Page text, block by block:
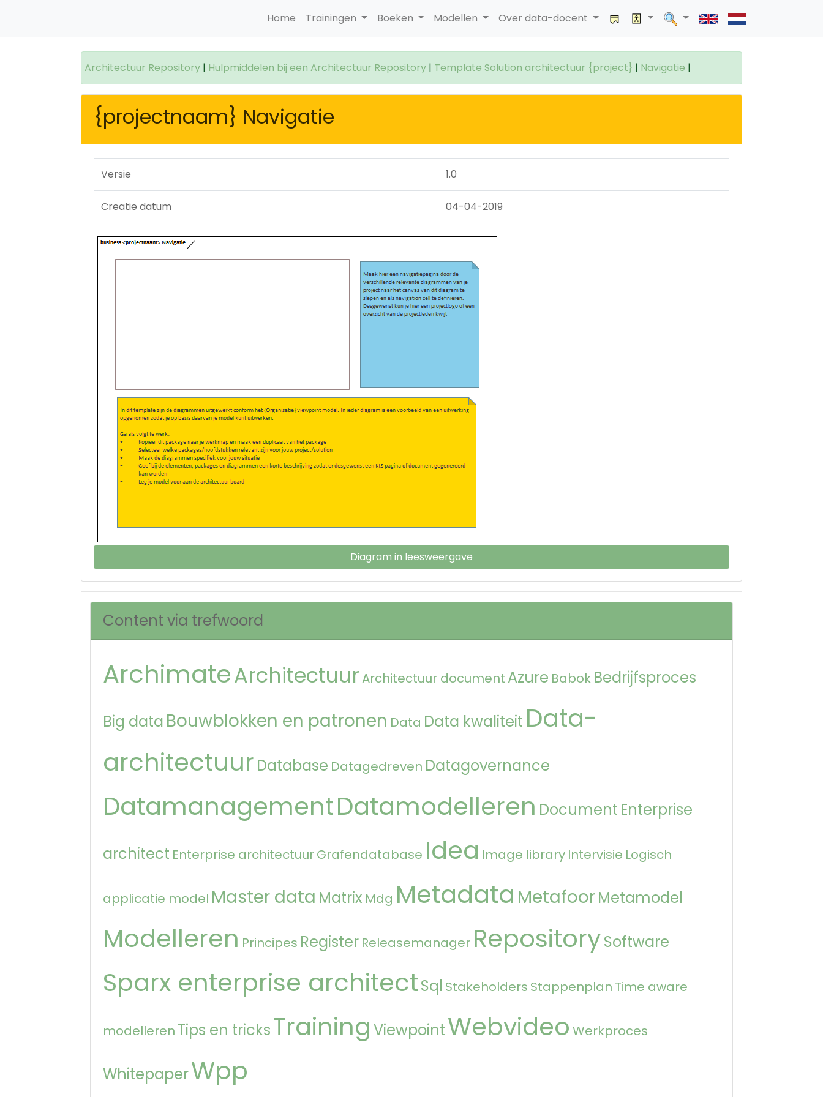
Home Trainingen Boeken Modellen Over data-docent
Architectuur Repository | Hulpmiddelen bij een Architectuur Repository | Template Solution architectuur {project} | Navigatie |
{projectnaam} Navigatie
Versie 1.0
Creatie datum 04-04-2019
Diagram in leesweergave
Content via trefwoord
ArchimateArchitectuur Architectuur document Azure Babok Bedrijfsproces
Big data Bouwblokken en patronen Data Data kwaliteit Data-
architectuur Database Datagedreven Datagovernance
DatamanagementDatamodelleren Document Enterprise
architect Enterprise architectuurGrafendatabase Idea Image library Intervisie Logisch
applicatie model Master data Matrix Mdg Metadata MetafoorMetamodel
Modelleren Principes Register Releasemanager RepositorySoftware
Sparx enterprise architectSql Stakeholders Stappenplan Time aware
modelleren Tips en tricksTraining ViewpointWebvideo Werkproces
WhitepaperWpp